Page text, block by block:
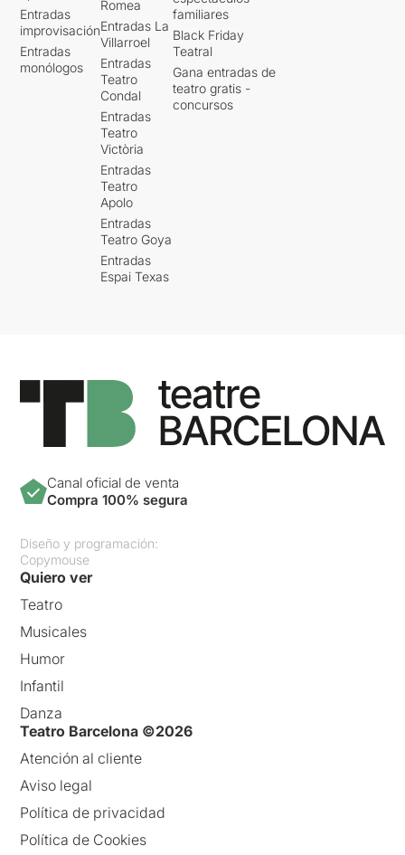
Entradas
improvisación
Entradas
monólogos
Romea
Entradas La
Villarroel
Entradas
Teatro
Condal
Entradas
Teatro
Victòria
Entradas
Teatro
Apolo
Entradas
Teatro Goya
Entradas
Espai Texas
familiares
Black Friday
Teatral
Gana entradas de
teatro gratis -
concursos
Canal oficial de venta
Compra 100% segura
Diseño y programación:
Copymouse
Quiero ver
Teatro
Musicales
Humor
Infantil
Danza
Teatro Barcelona ©2026
Atención al cliente
Aviso legal
Política de privacidad
Política de Cookies